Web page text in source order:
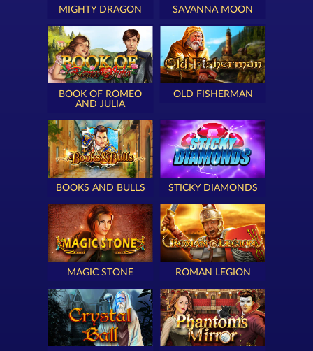
MIGHTY DRAGON SAVANNA MOON
BOOK OF ROMEO
AND JULIA
OLD FISHERMAN
BOOKS AND BULLS STICKY DIAMONDS
MAGIC STONE ROMAN LEGION